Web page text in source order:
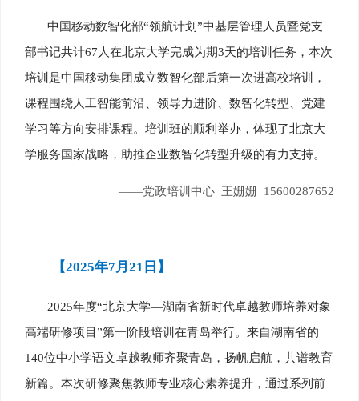
中国移动数智化部“领航计划”中基层管理人员暨党支
部书记共计67人在北京大学完成为期3天的培训任务，本次
培训是中国移动集团成立数智化部后第一次进高校培训，
课程围绕人工智能前沿、领导力进阶、数智化转型、党建
学习等方向安排课程。培训班的顺利举办，体现了北京大
学服务国家战略，助推企业数智化转型升级的有力支持。
——党政培训中心 王姗姗 15600287652
【2025年7月21日】
2025年度“北京大学—湖南省新时代卓越教师培养对象
高端研修项目”第一阶段培训在青岛举行。来自湖南省的
140位中小学语文卓越教师齐聚青岛，扬帆启航，共谱教育
新篇。本次研修聚焦教师专业核心素养提升，通过系列前